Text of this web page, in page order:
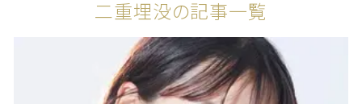
二重埋没の記事一覧